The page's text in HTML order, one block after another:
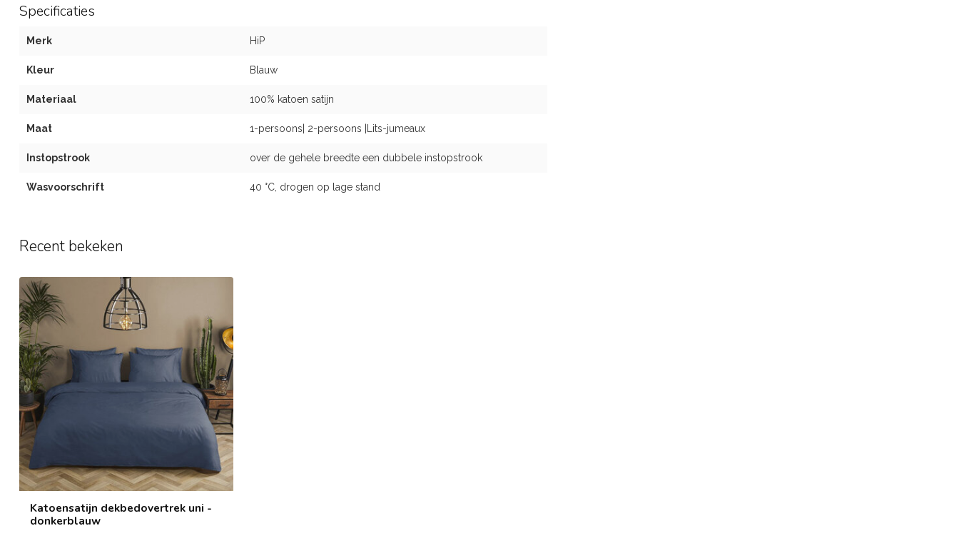
Specificaties
Merk HiP
Kleur Blauw
Materiaal 100% katoen satijn
Maat 1-persoons| 2-persoons |Lits-jumeaux
Instopstrook over de gehele breedte een dubbele instopstrook
Wasvoorschrift 40 °C, drogen op lage stand
Recent bekeken
Katoensatijn dekbedovertrek uni -
donkerblauw